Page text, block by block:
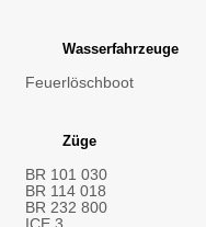
Wasserfahrzeuge
Feuerlöschboot
Züge
BR 101 030
BR 114 018
BR 232 800